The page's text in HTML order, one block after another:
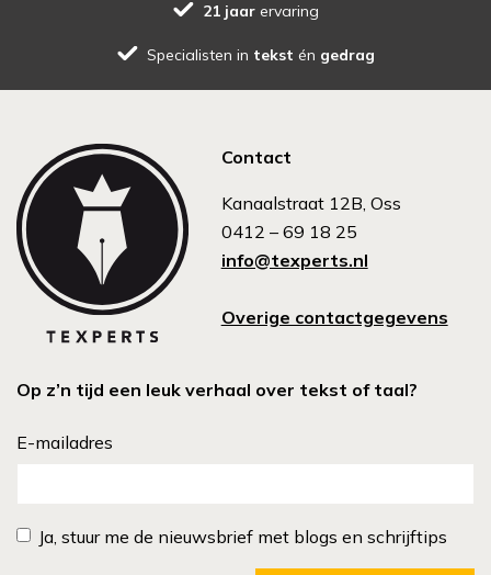
21 jaar ervaring
Specialisten in tekst én gedrag
Contact
Kanaalstraat 12B, Oss
0412 – 69 18 25
info@texperts.nl
Overige contactgegevens
Op z’n tijd een leuk verhaal over tekst of taal?
E-mailadres
Ja, stuur me de nieuwsbrief met blogs en schrijftips